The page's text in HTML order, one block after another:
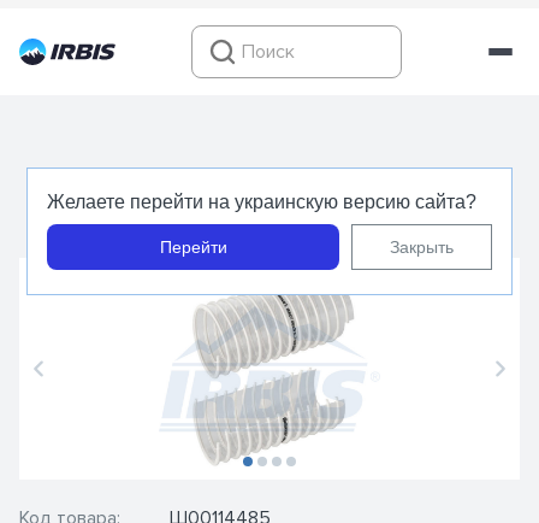
Желаете перейти на украинскую версию сайта?
Перейти Закрыть
Промышленный рукав OREGON PU D75 -
Merlett
Код товара:
Ш00114485